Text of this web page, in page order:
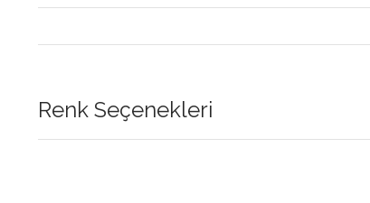
Renk Seçenekleri